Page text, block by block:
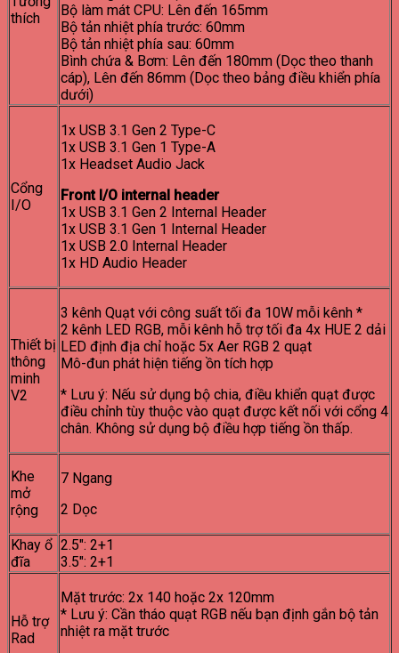
thích
Bộ làm mát CPU: Lên đến 165mm
Bộ tản nhiệt phía trước: 60mm
Bộ tản nhiệt phía sau: 60mm
Bình chứa & Bơm: Lên đến 180mm (Dọc theo thanh
cáp), Lên đến 86mm (Dọc theo bảng điều khiển phía
dưới)
Cổng
I/O
1x USB 3.1 Gen 2 Type-C
1x USB 3.1 Gen 1 Type-A
1x Headset Audio Jack
Front I/O internal header
1x USB 3.1 Gen 2 Internal Header
1x USB 3.1 Gen 1 Internal Header
1x USB 2.0 Internal Header
1x HD Audio Header
Thiết bị
thông
minh
V2
3 kênh Quạt với công suất tối đa 10W mỗi kênh *
2 kênh LED RGB, mỗi kênh hỗ trợ tối đa 4x HUE 2 dải
LED định địa chỉ hoặc 5x Aer RGB 2 quạt
Mô-đun phát hiện tiếng ồn tích hợp
* Lưu ý: Nếu sử dụng bộ chia, điều khiển quạt được
điều chỉnh tùy thuộc vào quạt được kết nối với cổng 4
chân. Không sử dụng bộ điều hợp tiếng ồn thấp.
Khe
mở
rộng
7 Ngang
2 Dọc
Khay ổ
đĩa
2.5″: 2+1
3.5″: 2+1
Hỗ trợ
Rad
Mặt trước: 2x 140 hoặc 2x 120mm
* Lưu ý: Cần tháo quạt RGB nếu bạn định gắn bộ tản
nhiệt ra mặt trước